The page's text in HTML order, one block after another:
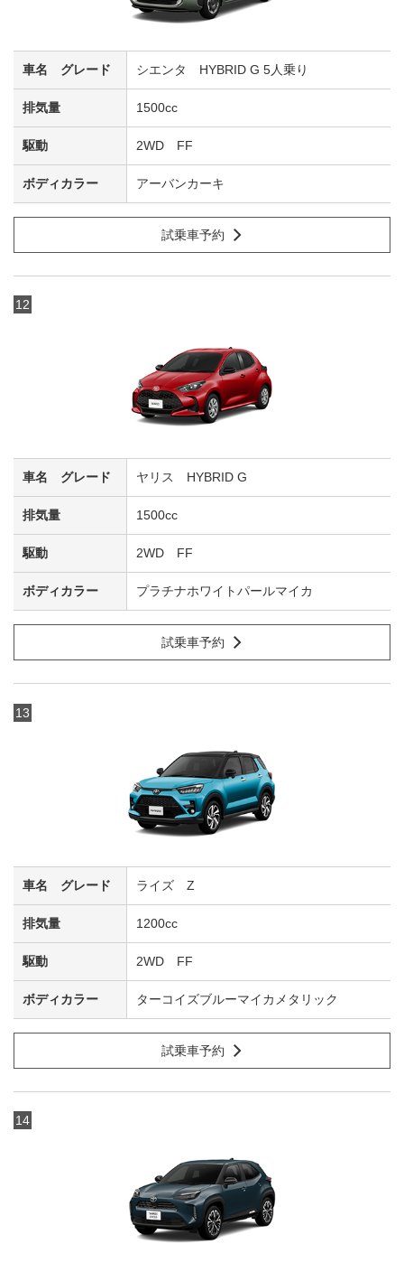
シエンタ HYBRID G 5人乗り
1500cc
2WD FF
アーバンカーキ
試乗車予約
12
ヤリス HYBRID G
1500cc
2WD FF
プラチナホワイトパールマイカ
試乗車予約
13
ライズ Z
1200cc
2WD FF
ターコイズブルーマイカメタリック
試乗車予約
14